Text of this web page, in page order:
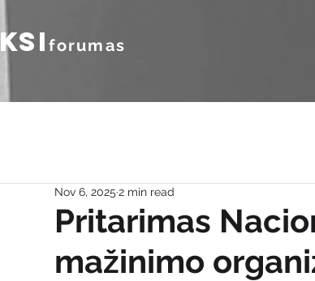
KSIforumas
Pritarimas
mažinimo
Nov 6, 2025 2 min read